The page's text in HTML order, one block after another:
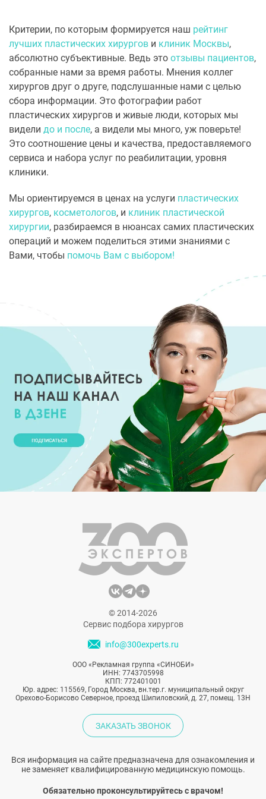
реально грудь стала просто супер! Асимметрия
ушла, ареолы наконец-то встали на место.
Получилось реально загляденье! Фото до и после 5
дней с последней операции.
Критерии, по которым формируется наш рейтинг
лучших пластических хирургов и клиник Москвы,
абсолютно субъективные. Ведь это отзывы пациентов,
собранные нами за время работы. Мнения коллег
хирургов друг о друге, подслушанные нами с целью
сбора информации. Это фотографии работ
пластических хирургов и живые люди, которых мы
видели до и после, а видели мы много, уж поверьте!
Это соотношение цены и качества, предоставляемого
сервиса и набора услуг по реабилитации, уровня
клиники.
Мы ориентируемся в ценах на услуги пластических
хирургов, косметологов, и клиник пластической
хирургии, разбираемся в нюансах самих пластических
операций и можем поделиться этими знаниями с
Вами, чтобы помочь Вам с выбором!
© 2014-2026
Сервис подбора хирургов
info@300experts.ru
ООО «Рекламная группа «СИНОБИ»
ИНН: 7743705998
КПП: 772401001
Юр. адрес: 115569, Город Москва, вн.тер.г. муниципальный округ
Орехово-Борисово Северное, проезд Шипиловский, д. 27, помещ. 13Н
ЗАКАЗАТЬ ЗВОНОК
Вся информация на сайте предназначена для ознакомления и
не заменяет квалифицированную медицинскую помощь.
Обязательно проконсультируйтесь с врачом!